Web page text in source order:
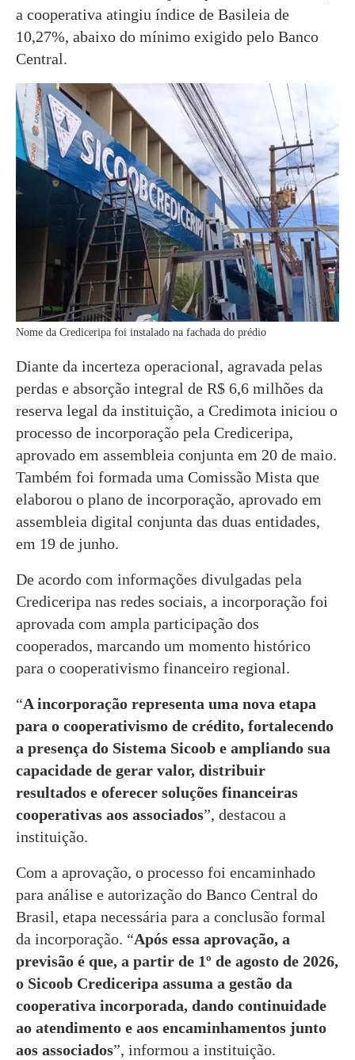
a cooperativa atingiu índice de Basileia de
10,27%, abaixo do mínimo exigido pelo Banco
Central.
Nome da Crediceripa foi instalado na fachada do prédio
Diante da incerteza operacional, agravada pelas
perdas e absorção integral de R$ 6,6 milhões da
reserva legal da instituição, a Credimota iniciou o
processo de incorporação pela Crediceripa,
aprovado em assembleia conjunta em 20 de maio.
Também foi formada uma Comissão Mista que
elaborou o plano de incorporação, aprovado em
assembleia digital conjunta das duas entidades,
em 19 de junho.
De acordo com informações divulgadas pela
Crediceripa nas redes sociais, a incorporação foi
aprovada com ampla participação dos
cooperados, marcando um momento histórico
para o cooperativismo financeiro regional.
“A incorporação representa uma nova etapa
para o cooperativismo de crédito, fortalecendo
a presença do Sistema Sicoob e ampliando sua
capacidade de gerar valor, distribuir
resultados e oferecer soluções financeiras
cooperativas aos associados”, destacou a
instituição.
Com a aprovação, o processo foi encaminhado
para análise e autorização do Banco Central do
Brasil, etapa necessária para a conclusão formal
da incorporação. “Após essa aprovação, a
previsão é que, a partir de 1º de agosto de 2026,
o Sicoob Crediceripa assuma a gestão da
cooperativa incorporada, dando continuidade
ao atendimento e aos encaminhamentos junto
aos associados”, informou a instituição.